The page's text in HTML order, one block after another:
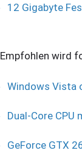
12 Gigabyte
Empfohlen wird
Windows Vista
Dual-Core CPU
GeForce GTX